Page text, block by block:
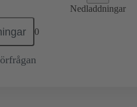
Nedladdningar
0